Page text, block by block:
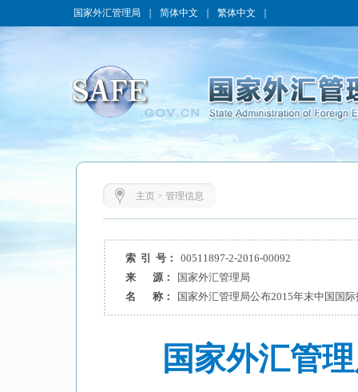
国家外汇管理局 简体中文 繁体中文
主页> 管理信息
索 引 号：
00511897-2-2016-00092
来 源：
国家外汇管理局
名 称：
国家外汇管理局公布2015年末中国国
国家外汇管